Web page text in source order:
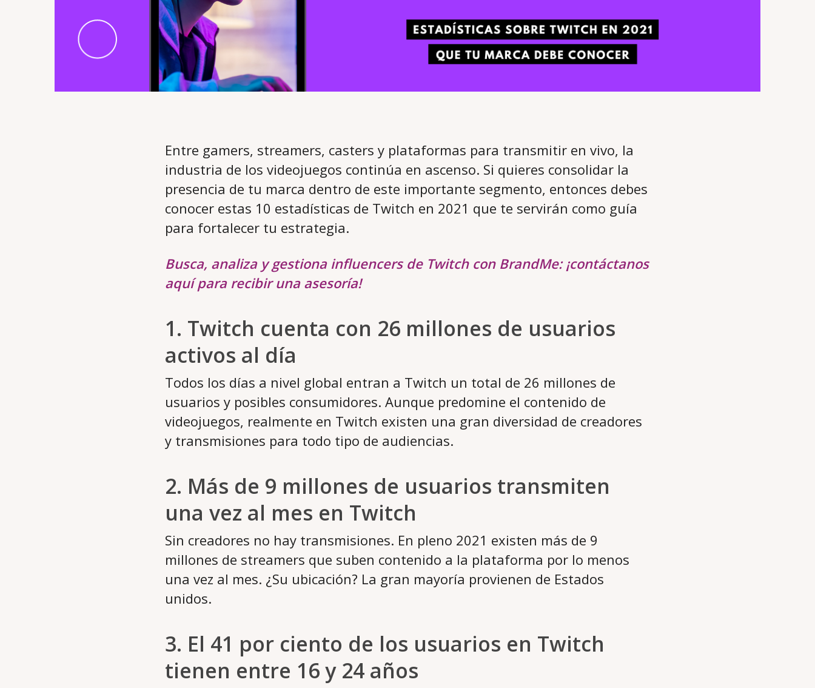
Entre gamers, streamers, casters y plataformas para transmitir en vivo, la
industria de los videojuegos continúa en ascenso. Si quieres consolidar la
presencia de tu marca dentro de este importante segmento, entonces debes
conocer estas 10 estadísticas de Twitch en 2021 que te servirán como guía
para fortalecer tu estrategia.
Busca, analiza y gestiona influencers de Twitch con BrandMe: ¡contáctanos
aquí para recibir una asesoría!
1. Twitch cuenta con 26 millones de usuarios
activos al día
Todos los días a nivel global entran a Twitch un total de 26 millones de
usuarios y posibles consumidores. Aunque predomine el contenido de
videojuegos, realmente en Twitch existen una gran diversidad de creadores
y transmisiones para todo tipo de audiencias.
2. Más de 9 millones de usuarios transmiten
una vez al mes en Twitch
Sin creadores no hay transmisiones. En pleno 2021 existen más de 9
millones de streamers que suben contenido a la plataforma por lo menos
una vez al mes. ¿Su ubicación? La gran mayoría provienen de Estados
unidos.
3. El 41 por ciento de los usuarios en Twitch
tienen entre 16 y 24 años